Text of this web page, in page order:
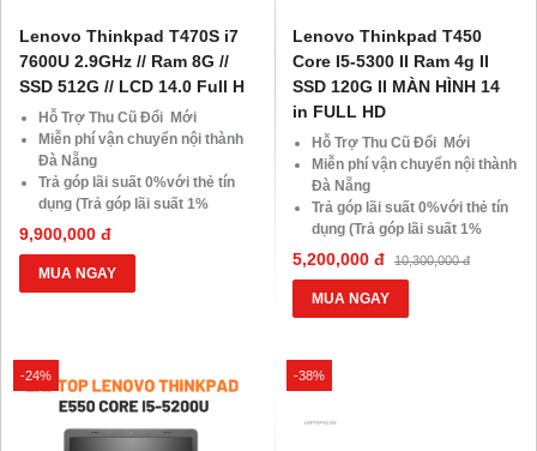
Lenovo Thinkpad T470S i7
7600U 2.9GHz // Ram 8G //
SSD 512G // LCD 14.0 Full H
Hỗ Trợ Thu Cũ Đổi Mới
Miễn phí vận chuyển nội thành
Đà Nẵng
Trả góp lãi suất 0%với thẻ tín
dụng (Trả góp lãi suất 1%
HDsaison - chỉ cần CMND
BLX hoặc hộ khẩu gốc )
Giảm 20%khi nâng cấp Ram-
SSD
Giá 500.000đ
9,900,000 đ
MUA NGAY
Lenovo Thinkpad T450
Core I5-5300 II Ram 4g II
SSD 120G II MÀN HÌNH 14
in FULL HD
Hỗ Trợ Thu Cũ Đổi Mới
Miễn phí vận chuyển nội thành
Đà Nẵng
Trả góp lãi suất 0%với thẻ tín
dụng (Trả góp lãi suất 1%
HDsaison - chỉ cần CMND
BLX hoặc hộ khẩu gốc )
Giảm 20%khi nâng cấp Ram-
SSD
khách hàng ở xa, HSSV . Săn
10.000 Voucher Giảm
5,200,000 đ 10,300,000 đ
MUA NGAY
-24% -38%